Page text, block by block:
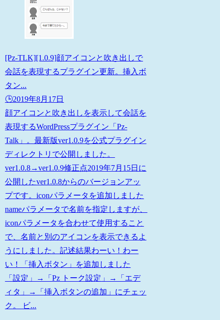
[Pz-TLK][1.0.9]顔アイコンと吹き出しで
会話を表現するプラグイン更新。挿入ボ
タン...
🕒️2019年8月17日
顔アイコンと吹き出しを表示して会話を
表現するWordPressプラグイン「Pz-
Talk」。最新版ver1.0.9を公式プラグイン
ディレクトリで公開しました。
ver1.0.8→ver1.0.9修正点2019年7月15日に
公開したver1.0.8からのバージョンアッ
プです。iconパラメータを追加しました
nameパラメータで名前を指定しますが、
iconパラメータを合わせて使用すること
で、名前と別のアイコンを表示できるよ
うにしました。記述結果わーい！わー
い！「挿入ボタン」を追加しました
「設定」→「Pz トーク設定」→「エデ
ィタ」→「挿入ボタンの追加」にチェッ
ク。 ビ...